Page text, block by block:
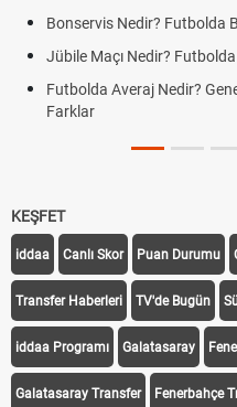
Bonservis Nedir? Futbolda
Jübile Maçı Nedir?
Futbolda Averaj Nedir?
Farklar
KEŞFET
iddaa Canlı Skor Puan Durumu
Transfer Haberleri TV'de Bugün
iddaa Programı Galatasaray
Galatasaray Transfer Fenerbahçe